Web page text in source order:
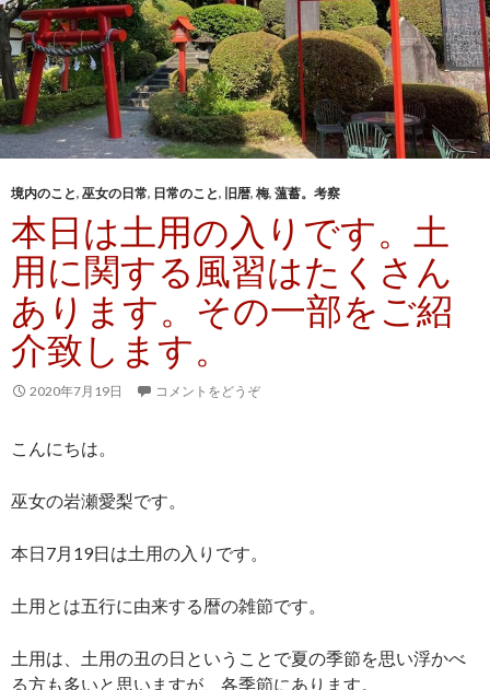
境内のこと, 巫女の日常, 日常のこと, 旧暦, 梅, 薀蓄。考察
本日は土用の入りです。土
用に関する風習はたくさん
あります。その一部をご紹
介致します。
2020年7月19日 コメントをどうぞ
こんにちは。
巫女の岩瀬愛梨です。
本日7月19日は土用の入りです。
土用とは五行に由来する暦の雑節です。
土用は、土用の丑の日ということで夏の季節を思い浮かべ
る方も多いと思いますが、各季節にあります。